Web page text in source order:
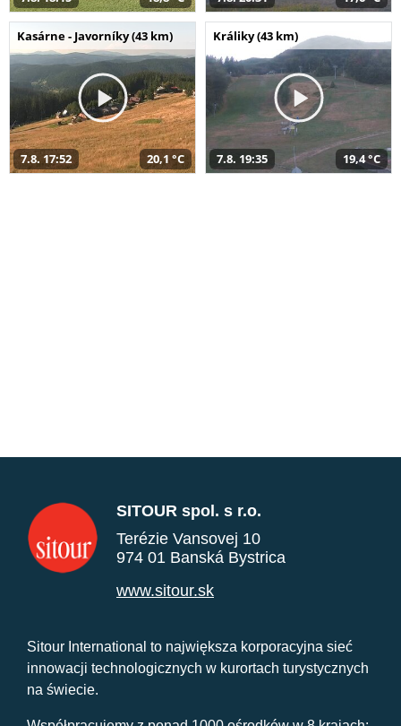
Kasárne - Javorníky (43 km)
7.8. 17:52 20,1 °C
Králiky (43 km)
7.8. 19:35 19,4 °C
SITOUR spol. s r.o.
Terézie Vansovej 10
974 01 Banská Bystrica
www.sitour.sk
Sitour International to największa korporacyjna sieć
innowacji technologicznych w kurortach turystycznych
na świecie.